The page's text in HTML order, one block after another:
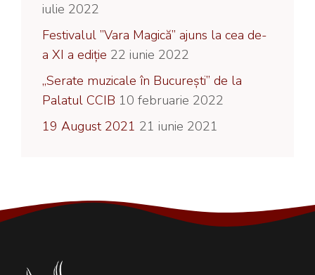
iulie 2022
Festivalul ”Vara Magică” ajuns la cea de-
a XI a ediție 22 iunie 2022
„Serate muzicale în București” de la
Palatul CCIB 10 februarie 2022
19 August 2021 21 iunie 2021